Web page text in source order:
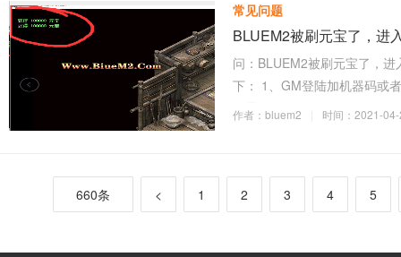
常见问题
BLUEM2被刷元宝了，进
问：BLUEM2被刷元宝了，
下： 1、GM登陆加机器码或
限是
作者：bluem2 时间：2021-
660条 < 1 2 3 4 5